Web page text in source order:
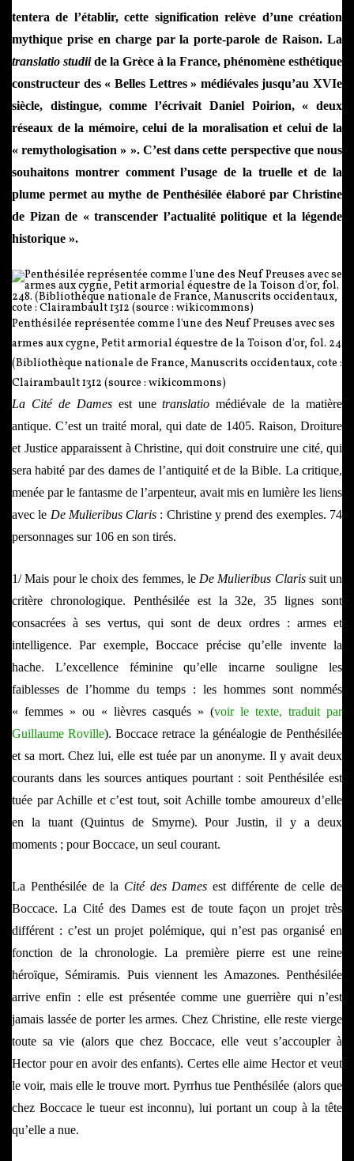
tentera de l’établir, cette signification relève d’une création
mythique prise en charge par la porte-parole de Raison. La
translatio studiide la Grèce à la France, phénomène esthétique
constructeur des « Belles Lettres » médiévales jusqu’au XVIe
siècle, distingue, comme l’écrivait Daniel Poirion, « deux
réseaux de la mémoire, celui de la moralisation et celui de la
« remythologisation » ». C’est dans cette perspective que nous
souhaitons montrer comment l’usage de la truelle et de la
plume permet au mythe de Penthésilée élaboré par Christine
de Pizan de « transcender l’actualité politique et la légende
historique ».
Penthésilée représentée comme l'une des Neuf Preuses avec ses
armes aux cygne, Petit armorial équestre de la Toison d'or, fol. 248.
(Bibliothèque nationale de France, Manuscrits occidentaux, cote :
Clairambault 1312 (source : wikicommons)
La Cité de Damesest unetranslatio médiévale de la matière
antique. C’est un traité moral, qui date de 1405. Raison, Droiture
et Justice apparaissent à Christine, qui doit construire une cité, qui
sera habité par des dames de l’antiquité et de la Bible. La critique,
menée par le fantasme de l’arpenteur, avait mis en lumière les liens
avec le De Mulieribus Claris : Christine y prend des exemples. 74
personnages sur 106 en son tirés.
1/ Mais pour le choix des femmes, le De Mulieribus Clarissuit un
critère chronologique. Penthésilée est la 32e, 35 lignes sont
consacrées à ses vertus, qui sont de deux ordres : armes et
intelligence. Par exemple, Boccace précise qu’elle invente la
hache. L’excellence féminine qu’elle incarne souligne les
faiblesses de l’homme du temps : les hommes sont nommés
« femmes » ou « lièvres casqués » (voir le texte, traduit par
Guillaume Roville). Boccace retrace la généalogie de Penthésilée
et sa mort. Chez lui, elle est tuée par un anonyme. Il y avait deux
courants dans les sources antiques pourtant : soit Penthésilée est
tuée par Achille et c’est tout, soit Achille tombe amoureux d’elle
en la tuant (Quintus de Smyrne). Pour Justin, il y a deux
moments ; pour Boccace, un seul courant.
La Penthésilée de la Cité des Damesest différente de celle de
Boccace. La Cité des Dames est de toute façon un projet très
différent : c’est un projet polémique, qui n’est pas organisé en
fonction de la chronologie. La première pierre est une reine
héroïque, Sémiramis. Puis viennent les Amazones. Penthésilée
arrive enfin : elle est présentée comme une guerrière qui n’est
jamais lassée de porter les armes. Chez Christine, elle reste vierge
toute sa vie (alors que chez Boccace, elle veut s’accoupler à
Hector pour en avoir des enfants). Certes elle aime Hector et veut
le voir, mais elle le trouve mort. Pyrrhus tue Penthésilée (alors que
chez Boccace le tueur est inconnu), lui portant un coup à la tête
qu’elle a nue.